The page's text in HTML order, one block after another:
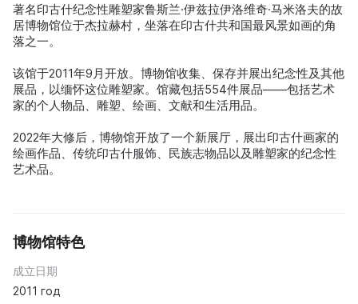
著名印古什纪念性雕塑家鲁斯兰·伊兹拉伊洛维奇·马米洛夫的故
居博物馆位于杰拉赫村，坐落在印古什共和国最风景如画的角
落之一。
该馆于2011年9月开放。博物馆收集、保存并展出纪念性及其他
展品，以缅怀这位雕塑家。馆藏包括554件展品——包括艺术
家的个人物品、雕塑、绘画、文献和生活用品。
2022年大修后，博物馆开放了一个新展厅，展出印古什画家的
绘画作品、传统印古什服饰、民族志物品以及雕塑家的纪念性
艺术品。
博物馆特色
成立日期
2011 год